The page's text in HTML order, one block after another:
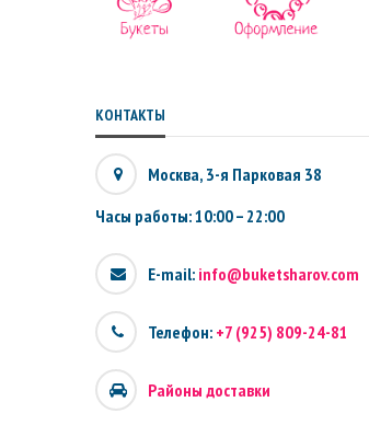
КОНТАКТЫ
Москва, 3-я Парковая 38
Часы работы: 10:00 – 22:00
E-mail: info@buketsharov.com
Телефон: +7 (925) 809-24-81
Районы доставки